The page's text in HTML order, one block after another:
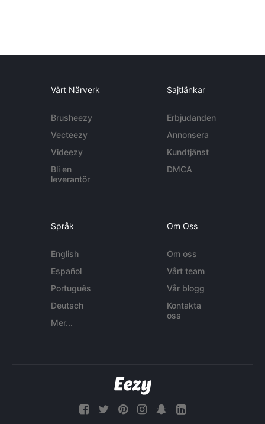
Vårt Närverk
Brusheezy
Vecteezy
Videezy
Bli en
leverantör
Sajtlänkar
Erbjudanden
Annonsera
Kundtjänst
DMCA
Språk
English
Español
Português
Deutsch
Mer...
Om Oss
Om oss
Vårt team
Vår blogg
Kontakta
oss